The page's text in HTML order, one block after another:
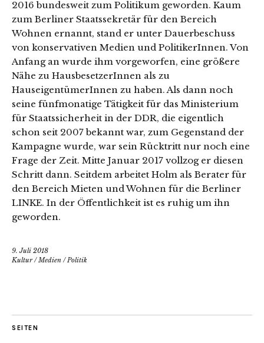
2016 bundesweit zum Politikum geworden. Kaum
zum Berliner Staatssekretär für den Bereich
Wohnen ernannt, stand er unter Dauerbeschuss
von konservativen Medien und PolitikerInnen. Von
Anfang an wurde ihm vorgeworfen, eine größere
Nähe zu HausbesetzerInnen als zu
HauseigentümerInnen zu haben. Als dann noch
seine fünfmonatige Tätigkeit für das Ministerium
für Staatssicherheit in der DDR, die eigentlich
schon seit 2007 bekannt war, zum Gegenstand der
Kampagne wurde, war sein Rücktritt nur noch eine
Frage der Zeit. Mitte Januar 2017 vollzog er diesen
Schritt dann. Seitdem arbeitet Holm als Berater für
den Bereich Mieten und Wohnen für die Berliner
LINKE. In der Öffentlichkeit ist es ruhig um ihn
geworden.
9. Juli 2018
Kultur/Medien /Politik
SEITEN